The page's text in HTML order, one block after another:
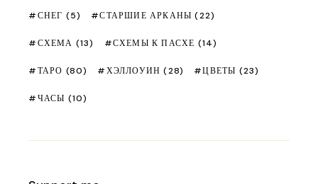
СНЕГ (5) СТАРШИЕ АРКАНЫ (22)
СХЕМА (13) СХЕМЫ К ПАСХЕ (14)
ТАРО (80) ХЭЛЛОУИН (28) ЦВЕТЫ (23)
ЧАСЫ (10)